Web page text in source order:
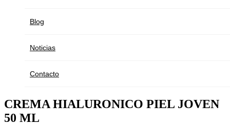
Blog
Noticias
Contacto
CREMA HIALURONICO PIEL JOVEN
50 ML